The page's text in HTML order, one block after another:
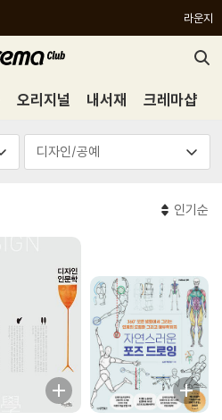
라운지
오리지널 내서재 크레마샵
인기순